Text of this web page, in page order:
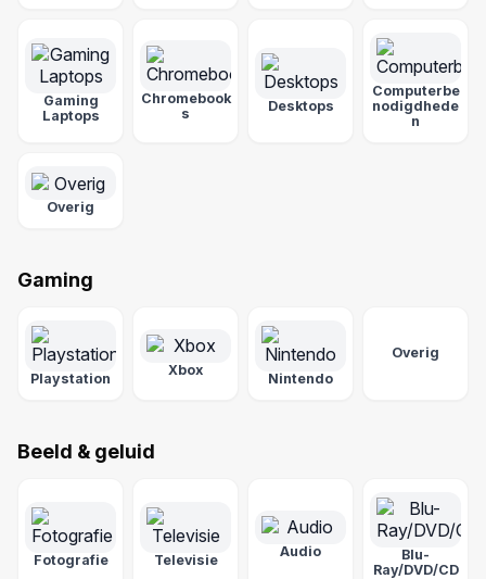
Gaming
Laptops
Chromebook
s
Desktops
Computerbe
nodigdhede
n
Overig
Gaming
Playstation
Xbox
Nintendo
Overig
Beeld & geluid
Fotografie Televisie
Audio
Blu-
Ray/DVD/CD